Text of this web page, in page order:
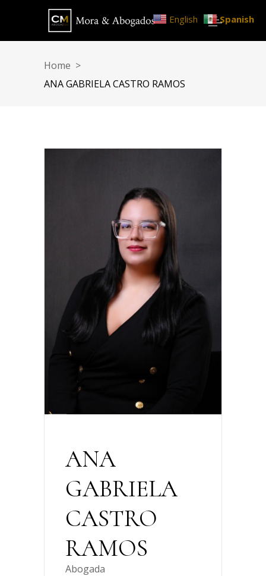
Home >
ANA GABRIELA CASTRO RAMOS
ANA
GABRIELA
CASTRO
RAMOS
Abogada
English Spanish